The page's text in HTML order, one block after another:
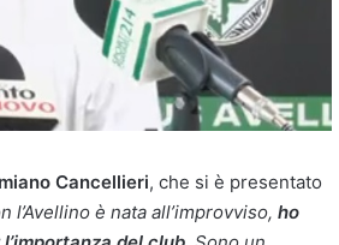
Cancellieri, che si è presentato
l’Avellino è nata all’improvviso, ho